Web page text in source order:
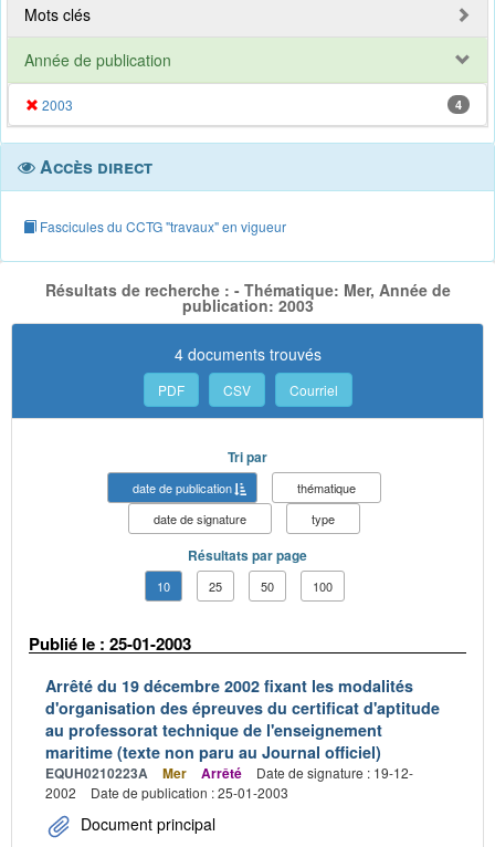
Mots clés
Année de publication
2003 4
Accès direct
Fascicules du CCTG "travaux" en vigueur
Résultats de recherche : - Thématique: Mer, Année de
publication: 2003
4 documents trouvés
PDF CSV Courriel
Tri par
date de publication
thématique
date de signature
type
Résultats par page
10 25 50 100
Publié le : 25-01-2003
Arrêté du 19 décembre 2002 fixant les modalités
d'organisation des épreuves du certificat d'aptitude
au professorat technique de l'enseignement
maritime (texte non paru au Journal officiel)
EQUH0210223A Mer Arrêté
Date de signature : 19-12-
2002
Date de publication : 25-01-2003
Document principal